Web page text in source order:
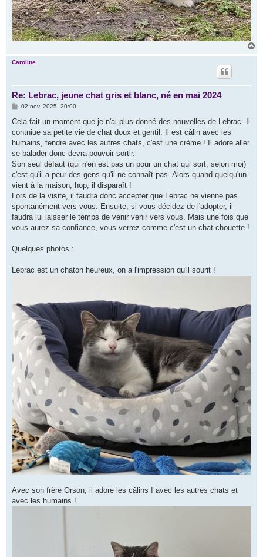
Caroline
Re: Lebrac, jeune chat gris et blanc, né en mai 2024
M
s
a
g
02 nov. 2025, 20:00
Cela fait un moment que je n'ai plus donné des nouvelles de Lebrac. Il
contniue sa petite vie de chat doux et gentil. Il est câlin avec les
humains, tendre avec les autres chats, c'est une crème ! Il adore aller
se balader donc devra pouvoir sortir.
Son seul défaut (qui n'en est pas un pour un chat qui sort, selon moi)
c'est qu'il a peur des gens qu'il ne connaît pas. Alors quand quelqu'un
vient à la maison, hop, il disparaît !
Lors de la visite, il faudra donc accepter que Lebrac ne vienne pas
spontanément vers vous. Ensuite, si vous décidez de l'adopter, il
faudra lui laisser le temps de venir venir vers vous. Mais une fois que
vous aurez sa confiance, vous verrez comme c'est un chat chouette !
Quelques photos :
Lebrac est un chaton heureux, on a l'impression qu'il sourit !
Avec son frère Orson, il adore les câlins ! avec les autres chats et
avec les humains !